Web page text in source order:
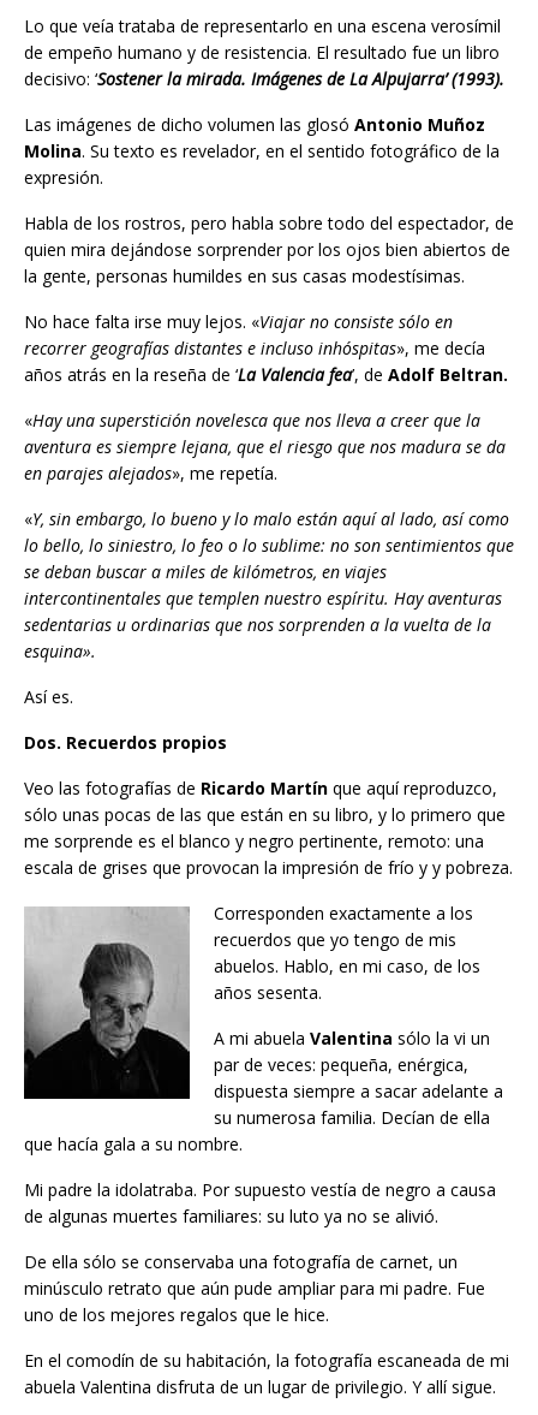
Lo que veía trataba de representarlo en una escena verosímil
de empeño humano y de resistencia. El resultado fue un libro
decisivo: ‘Sostener la mirada. Imágenes de La Alpujarra’ (1993).
Las imágenes de dicho volumen las glosó Antonio Muñoz
Molina. Su texto es revelador, en el sentido fotográfico de la
expresión.
Habla de los rostros, pero habla sobre todo del espectador, de
quien mira dejándose sorprender por los ojos bien abiertos de
la gente, personas humildes en sus casas modestísimas.
No hace falta irse muy lejos. «Viajar no consiste sólo en
recorrer geografías distantes e incluso inhóspitas», me decía
años atrás en la reseña de ‘La Valencia fea’, de Adolf Beltran.
«Hay una superstición novelesca que nos lleva a creer que la
aventura es siempre lejana, que el riesgo que nos madura se da
en parajes alejados», me repetía.
«Y, sin embargo, lo bueno y lo malo están aquí al lado, así como
lo bello, lo siniestro, lo feo o lo sublime: no son sentimientos que
se deban buscar a miles de kilómetros, en viajes
intercontinentales que templen nuestro espíritu. Hay aventuras
sedentarias u ordinarias que nos sorprenden a la vuelta de la
esquina».
Así es.
Dos. Recuerdos propios
Veo las fotografías de Ricardo Martín que aquí reproduzco,
sólo unas pocas de las que están en su libro, y lo primero que
me sorprende es el blanco y negro pertinente, remoto: una
escala de grises que provocan la impresión de frío y y pobreza.
Corresponden exactamente a los
recuerdos que yo tengo de mis
abuelos. Hablo, en mi caso, de los
años sesenta.
A mi abuela Valentina sólo la vi un
par de veces: pequeña, enérgica,
dispuesta siempre a sacar adelante a
su numerosa familia. Decían de ella
que hacía gala a su nombre.
Mi padre la idolatraba. Por supuesto vestía de negro a causa
de algunas muertes familiares: su luto ya no se alivió.
De ella sólo se conservaba una fotografía de carnet, un
minúsculo retrato que aún pude ampliar para mi padre. Fue
uno de los mejores regalos que le hice.
En el comodín de su habitación, la fotografía escaneada de mi
abuela Valentina disfruta de un lugar de privilegio. Y allí sigue.